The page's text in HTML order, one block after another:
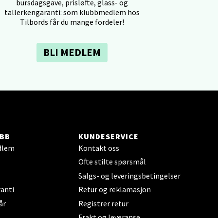
bursdagsgave, prisløfte, glass- og
tallerkengaranti: som klubbmedlem hos
Tilbords får du mange fordeler!
BLI MEDLEM
KUNDESERVICE
Kontakt oss
Ofte stilte spørsmål
Salgs- og leveringsbetingelser
Retur og reklamasjon
Registrer retur